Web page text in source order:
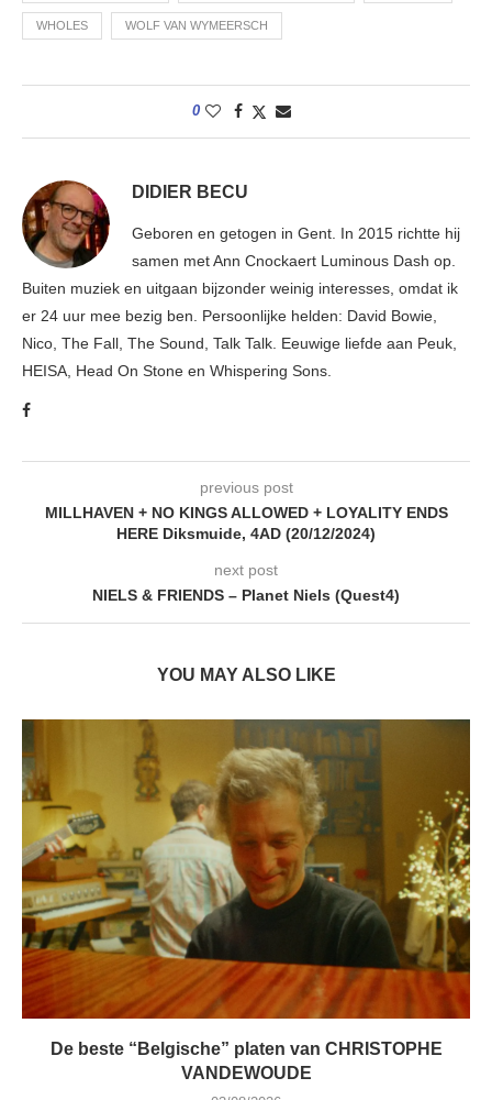
WHOLES WOLF VAN WYMEERSCH
0
DIDIER BECU
Geboren en getogen in Gent. In 2015 richtte hij
samen met Ann Cnockaert Luminous Dash op.
Buiten muziek en uitgaan bijzonder weinig interesses, omdat ik
er 24 uur mee bezig ben. Persoonlijke helden: David Bowie,
Nico, The Fall, The Sound, Talk Talk. Eeuwige liefde aan Peuk,
HEISA, Head On Stone en Whispering Sons.
previous post
MILLHAVEN + NO KINGS ALLOWED + LOYALITY ENDS
HERE Diksmuide, 4AD (20/12/2024)
next post
NIELS & FRIENDS – Planet Niels (Quest4)
YOU MAY ALSO LIKE
De beste “Belgische” platen van CHRISTOPHE
VANDEWOUDE